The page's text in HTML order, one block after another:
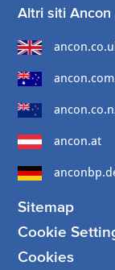
Altri siti Ancon
ancon.at
Sitemap
Cookie
Cookies